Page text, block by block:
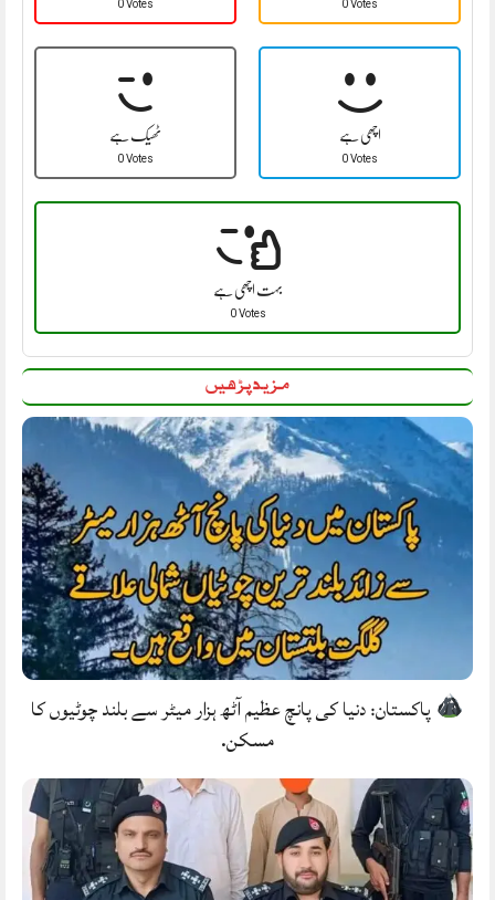
0 Votes 0 Votes
ٹھیک ہے
0 Votes
اچھی ہے
0 Votes
بہت اچھی ہے
0 Votes
مزید پڑھیں
پاکستان: دنیا کی پانچ عظیم آٹھ ہزار میٹر سے بلند چوٹیوں کا
مسکن.